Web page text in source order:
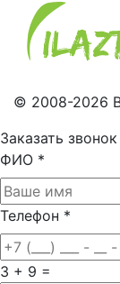
© 2008-2026
Заказать звонок
ФИО *
Телефон *
3 + 9 =